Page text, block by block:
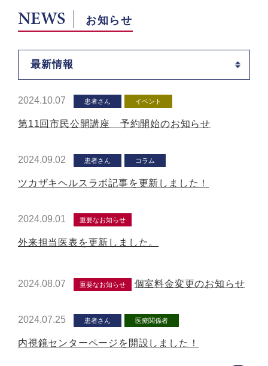
NEWS お知らせ
最新情報
2024.10.07 患者さん イベント
第11回市民公開講座 予約開始のお知らせ
2024.09.02 患者さん コラム
ツカザキヘルスラボ記事を更新しました！
2024.09.01 重要なお知らせ
外来担当医表を更新しました。
2024.08.07 重要なお知らせ 個室料金変更のお知らせ
2024.07.25 患者さん 医療関係者
内視鏡センターページを開設しました！